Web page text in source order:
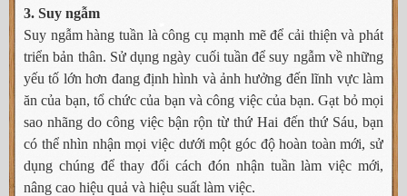
3. Suy ngẫm
Suy ngẫm hàng tuần là công cụ mạnh mẽ để cải thiện và phát
triển bản thân. Sử dụng ngày cuối tuần để suy ngẫm về những
yếu tố lớn hơn đang định hình và ảnh hưởng đến lĩnh vực làm
ăn của bạn, tổ chức của bạn và công việc của bạn. Gạt bỏ mọi
sao nhãng do công việc bận rộn từ thứ Hai đến thứ Sáu, bạn
có thể nhìn nhận mọi việc dưới một góc độ hoàn toàn mới, sử
dụng chúng để thay đổi cách đón nhận tuần làm việc mới,
nâng cao hiệu quả và hiệu suất làm việc.